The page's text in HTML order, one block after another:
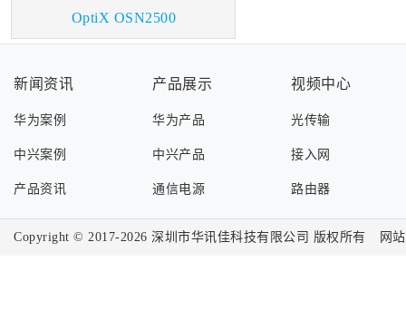
OptiX OSN2500
新闻资讯
华为案例
中兴案例
产品资讯
产品展示
华为产品
中兴产品
通信电源
视频中心
光传输
接入网
路由器
Copyright © 2017-2026 深圳市华讯佳科技有限公司 版权所有 网